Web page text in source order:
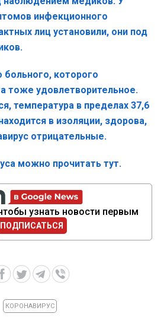
инфекционного
лиц установили, они под
больного, которого
тоже удовлетворительное.
температура в пределах 37,6
в изоляции, здорова,
отрицательные.
можно прочитать тут.
узнать новости первым
ПОДПИСАТЬСЯ
КОРОНАВИРУС